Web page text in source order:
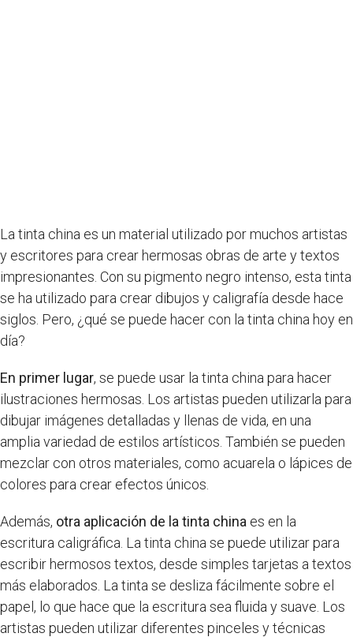
La tinta china es un material utilizado por muchos artistas
y escritores para crear hermosas obras de arte y textos
impresionantes. Con su pigmento negro intenso, esta tinta
se ha utilizado para crear dibujos y caligrafía desde hace
siglos. Pero, ¿qué se puede hacer con la tinta china hoy en
día?
En primer lugar, se puede usar la tinta china para hacer
ilustraciones hermosas. Los artistas pueden utilizarla para
dibujar imágenes detalladas y llenas de vida, en una
amplia variedad de estilos artísticos. También se pueden
mezclar con otros materiales, como acuarela o lápices de
colores para crear efectos únicos.
Además, otra aplicación de la tinta china es en la
escritura caligráfica. La tinta china se puede utilizar para
escribir hermosos textos, desde simples tarjetas a textos
más elaborados. La tinta se desliza fácilmente sobre el
papel, lo que hace que la escritura sea fluida y suave. Los
artistas pueden utilizar diferentes pinceles y técnicas